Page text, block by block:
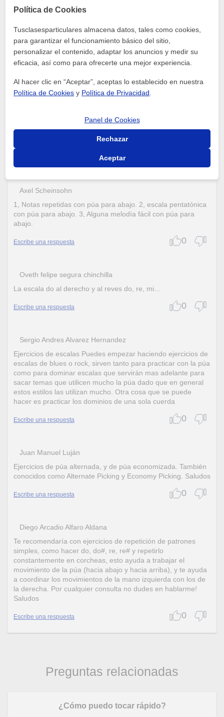
cierto grado de inclinación de la uñeta con respecto a las
luego de tener en consideración todos estos "tips" lo primero
sería practicar cuerdas al aire, de una vez por cuerda, y luego
pasar ejercicios de digitación de escala cromática u otros
como dicen mis colegas.
Hola Monica espero aun estes tocando guitarra y mejorando
en el proceso! Si aun tienes esta duda puedes buscar
ejercicios de alternative picking, son los principales.
Axel Scheinsohn
1, Notas repetidas con púa para abajo. 2, escala pentatónica
con púa para abajo. 3, Alguna melodía fácil con púa para
abajo.
Escribe una respuesta 0
Oveth felipe segura chinchilla
La escala do al derecho y al reves do, re, mi...
Escribe una respuesta 0
Sergio Andres Alvarez Hernandez
Ejercicios de escalas Puedes empezar haciendo ejercicios de
escalas de blues o rock, sirven tanto para practicar con la púa
como para dominar escalas que servirán mas adelante para
sacar temas que utilicen mucho la púa dado que en general
estos estilos las utilizan mucho. Otra cosa que se puede
hacer es practicar los dominios de una sola cuerda
Escribe una respuesta 0
Juan Manuel Luján
Ejercicios de púa alternada, y de púa economizada. También
conocidos como Alternate Picking y Economy Picking. Saludos
Escribe una respuesta 0
Diego Arcadio Alfaro Aldana
Te recomendaría con ejercicios de repetición de patrones
simples, como hacer do, do#, re, re# y repetirlo
constantemente en corcheas, esto ayuda a trabajar el
movimiento de la púa (hacia abajo y hacia arriba), y te ayuda
a coordinar los movimientos de la mano izquierda con los de
la derecha. Por cualquier consulta no dudes en hablarme!
Saludos
Escribe una respuesta 0
Preguntas relacionadas
¿Cómo puedo tocar rápido?
Política de Cookies
Tusclasesparticulares almacena datos, tales como cookies,
para garantizar el funcionamiento básico del sitio,
personalizar el contenido, adaptar los anuncios y medir su
eficacia, así como para ofrecerte una mejor experiencia.
Al hacer clic en “Aceptar”, aceptas lo establecido en nuestra
Política de Cookies y Política de Privacidad
Panel de Cookies
Rechazar
Aceptar